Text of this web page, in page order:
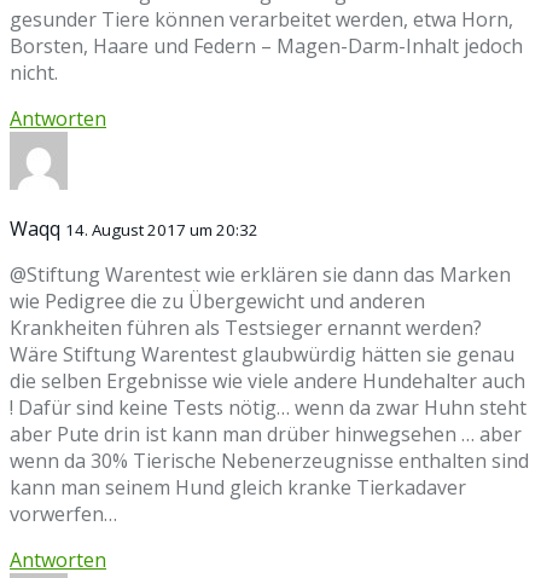
gesunder Tiere können verarbeitet werden, etwa Horn,
Borsten, Haare und Federn – Magen-Darm-Inhalt jedoch
nicht.
Antworten
Waqq 14. August 2017 um 20:32
@Stiftung Warentest wie erklären sie dann das Marken
wie Pedigree die zu Übergewicht und anderen
Krankheiten führen als Testsieger ernannt werden?
Wäre Stiftung Warentest glaubwürdig hätten sie genau
die selben Ergebnisse wie viele andere Hundehalter auch
! Dafür sind keine Tests nötig… wenn da zwar Huhn steht
aber Pute drin ist kann man drüber hinwegsehen … aber
wenn da 30% Tierische Nebenerzeugnisse enthalten sind
kann man seinem Hund gleich kranke Tierkadaver
vorwerfen…
Antworten